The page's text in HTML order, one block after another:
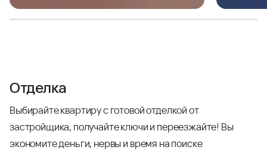
Отделка
Выбирайте квартиру с готовой отделкой от
застройщика, получайте ключи и переезжайте! Вы
экономите деньги, нервы и время на поиске